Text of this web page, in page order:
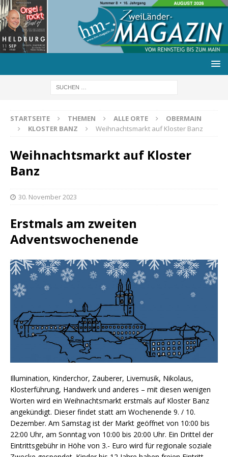
STARTSEITE THEMEN ALLE ORTE
OBERMAIN
KLOSTER BANZ
Weihnachtsmarkt auf Kloster Banz
Weihnachtsmarkt auf Kloster
Banz
30. November 2023
Erstmals am zweiten
Adventswochenende
Illumination, Kinderchor, Zauberer, Livemusik, Nikolaus,
Klosterführung, Handwerk und anderes – mit diesen wenigen
Worten wird ein Weihnachtsmarkt erstmals auf Kloster Banz
angekündigt. Dieser findet statt am Wochenende 9. / 10.
Dezember. Am Samstag ist der Markt geöffnet von 10:00 bis
22:00 Uhr, am Sonntag von 10:00 bis 20:00 Uhr. Ein Drittel der
Eintrittsgebühr in Höhe von 3.- Euro wird für regionale soziale